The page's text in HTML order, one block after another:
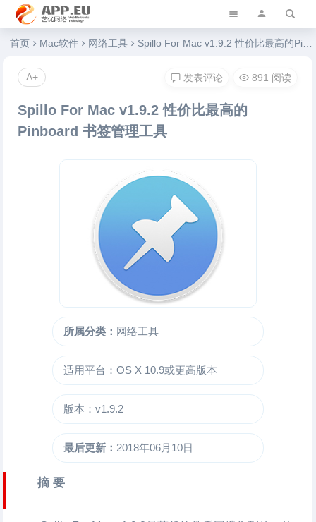
艺优软件乐园
首页 Mac软件 网络工具 Spillo For Mac v1.9.2 性价比最高的Pinboard 书签管理工具
Spillo For Mac v1.9.2 性价比最高的
Pinboard 书签管理工具
所属分类： 网络工具
适用平台：OS X 10.9或更高版本
版本：v1.9.2
最后更新： 2018年06月10日
摘 要
发表评论 891 阅读
A+